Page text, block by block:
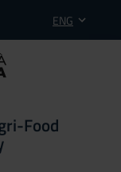
ENG
Food